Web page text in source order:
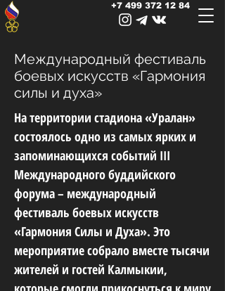
+7 499 372 12 84
Международный фестиваль
боевых искусств «Гармония
силы и духа»
На территории стадиона «Уралан»
состоялось одно из самых ярких и
запоминающихся событий III
Международного буддийского
форума – международный
фестиваль боевых искусств
«Гармония Силы и Духа». Это
мероприятие собрало вместе тысячи
жителей и гостей Калмыкии,